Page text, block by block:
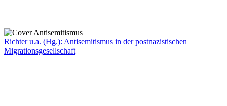
Richter u.a. (Hg.): Antisemitismus in der postnazistischen
Migrationsgesellschaft